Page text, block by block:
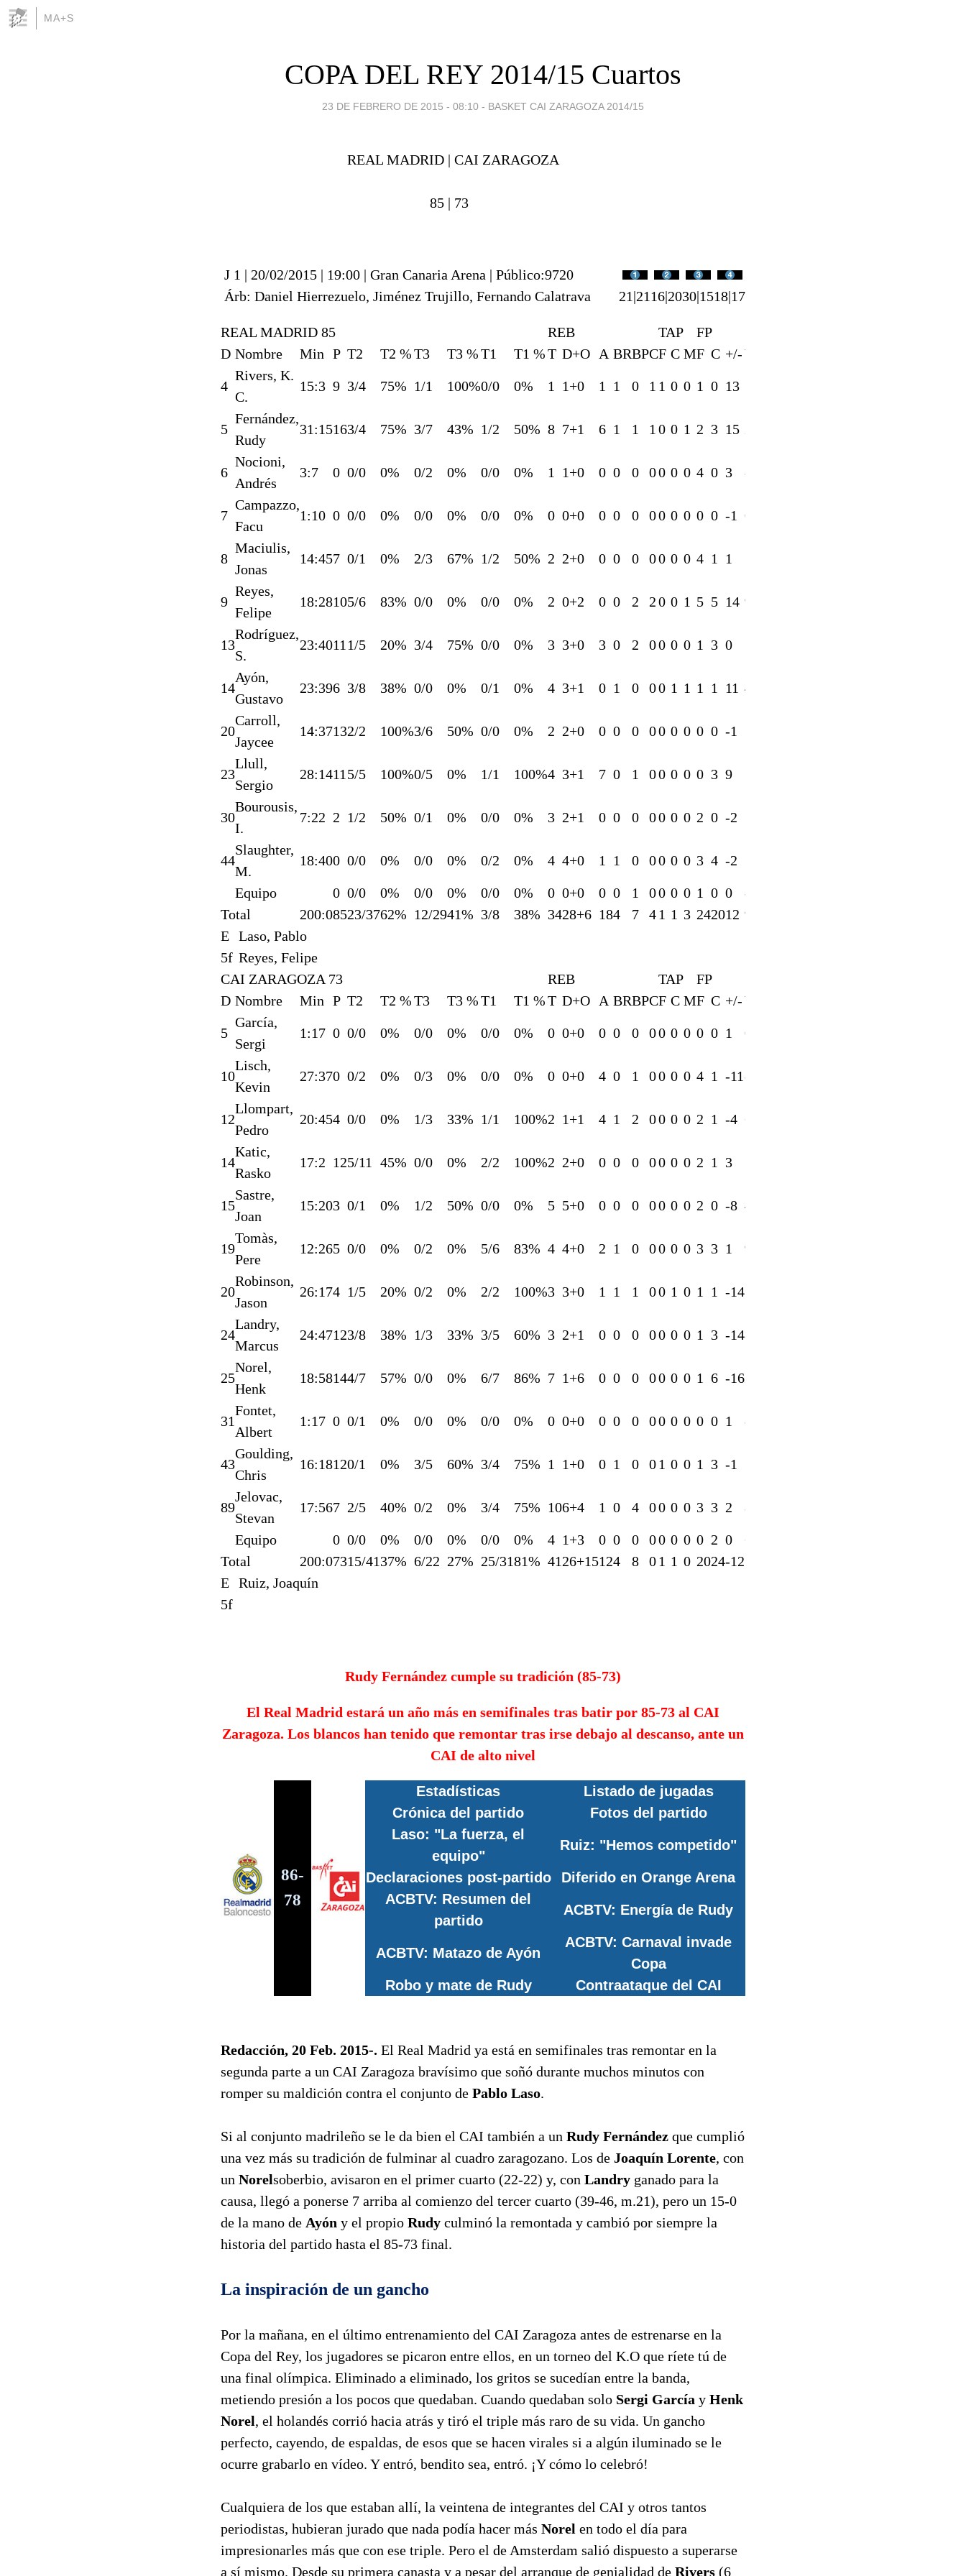
MA+S
COPA DEL REY 2014/15 Cuartos
23 DE FEBRERO DE 2015 - 08:10 - BASKET CAI ZARAGOZA 2014/15
REAL MADRID | CAI ZARAGOZA
85 | 73
J 1 | 20/02/2015 | 19:00 | Gran Canaria Arena | Público:9720
Árb: Daniel Hierrezuelo, Jiménez Trujillo, Fernando Calatrava
21|2116|2030|1518|17
REAL MADRID 85 REB TAP
FP
D Nombre Min P T2 T2 %T3 T3 %T1 T1 %T D+O A BRBPCF C MF C +/-V
4
Rivers, K.
C.
15:3 9 3/4 75% 1/1 100%0/0 0% 1 1+0 1 1 0 1 1 0 0 1 0 13
5
Fernández,
Rudy
31:15163/4 75% 3/7 43% 1/2 50% 8 7+1 6 1 1 1 0 0 1 2 3 15
6
Nocioni,
Andrés
3:7 0 0/0 0% 0/2 0% 0/0 0% 1 1+0 0 0 0 00 0 0 4 0 3 -5
7
Campazzo,
Facu
1:10 0 0/0 0% 0/0 0% 0/0 0% 0 0+0 0 0 0 00 0 0 0 0 -1 0
8
Maciulis,
Jonas
14:457 0/1 0% 2/3 67% 1/2 50% 2 2+0 0 0 0 00 0 0 4 1 1
9
Reyes,
Felipe
18:28105/6 83% 0/0 0% 0/0 0% 2 0+2 0 0 2 20 0 1 5 5 14 9
13
Rodríguez,
S.
23:4011 1/5 20% 3/4 75% 0/0 0% 3 3+0 3 0 2 00 0 0 1 3 0
14
Ayón,
Gustavo
23:396 3/8 38% 0/0 0% 0/1 0% 4 3+1 0 1 0 00 1 1 1 1 11 4
20
Carroll,
Jaycee
14:37132/2 100%3/6 50% 0/0 0% 2 2+0 0 0 0 00 0 0 0 0 -1
23
Llull,
Sergio
28:1411 5/5 100%0/5 0% 1/1 100%4 3+1 7 0 1 00 0 0 0 3 9
30
Bourousis,
I.
7:22 2 1/2 50% 0/1 0% 0/0 0% 3 2+1 0 0 0 00 0 0 2 0 -2
44
Slaughter,
M.
18:400 0/0 0% 0/0 0% 0/2 0% 4 4+0 1 1 0 00 0 0 3 4 -2
Equipo 0 0/0 0% 0/0 0% 0/0 0% 0 0+0 0 0 1 00 0 0 1 0 0
-2
Total
200:08523/3762% 12/2941% 3/8 38% 3428+6 184 7 41 1 3 242012 94
E Laso, Pablo
5f Reyes, Felipe
CAI ZARAGOZA 73
REB TAP
FP
D Nombre Min P T2 T2 %T3 T3 %T1 T1 %T D+O A BRBPCF C MF C +/-V
5
García,
Sergi
1:17 0 0/0 0% 0/0 0% 0/0 0% 0 0+0 0 0 0 00 0 0 0 0 1 0
10
Lisch,
Kevin
27:370 0/2 0% 0/3 0% 0/0 0% 0 0+0 4 0 1 00 0 0 4 1 -11-5
12
Llompart,
Pedro
20:454 0/0 0% 1/3 33% 1/1 100%2 1+1 4 1 2 00 0 0 2 1 -4 6
14
Katic,
Rasko
17:2 125/11 45% 0/0 0% 2/2 100%2 2+0 0 0 0 00 0 0 2 1 3
15
Sastre,
Joan
15:203 0/1 0% 1/2 50% 0/0 0% 5 5+0 0 0 0 00 0 0 2 0 -8 4
19
Tomàs,
Pere
12:265 0/0 0% 0/2 0% 5/6 83% 4 4+0 2 1 0 00 0 0 3 3 1 9
20
Robinson,
Jason
26:174 1/5 20% 0/2 0% 2/2 100%3 3+0 1 1 1 00 1 0 1 1 -14
24
Landry,
Marcus
24:47123/8 38% 1/3 33% 3/5 60% 3 2+1 0 0 0 00 0 0 1 3 -148
25
Norel,
Henk
18:58144/7 57% 0/0 0% 6/7 86% 7 1+6 0 0 0 00 0 0 1 6 -16
31
Fontet,
Albert
1:17 0 0/1 0% 0/0 0% 0/0 0% 0 0+0 0 0 0 00 0 0 0 0 1 -1
43
Goulding,
Chris
16:18120/1 0% 3/5 60% 3/4 75% 1 1+0 0 1 0 01 0 0 1 3 -1
89
Jelovac,
Stevan
17:567 2/5 40% 0/2 0% 3/4 75% 106+4 1 0 4 00 0 0 3 3 2 8
Equipo 0 0/0 0% 0/0 0% 0/0 0% 4 1+3 0 0 0 00 0 0 0 2 0
6
Total
200:07315/4137% 6/22 27% 25/3181% 4126+15124 8 01 1 0 2024-12
E Ruiz, Joaquín
5f
Rudy Fernández cumple su tradición (85-73)
El Real Madrid estará un año más en semifinales tras batir por 85-73 al CAI
Zaragoza. Los blancos han tenido que remontar tras irse debajo al descanso, ante un
CAI de alto nivel
86-
78
Estadísticas
Listado de jugadas
Crónica del partido
Fotos del partido
Laso: "La fuerza, el
equipo"
Ruiz: "Hemos competido"
Declaraciones post-partido
Diferido en Orange Arena
ACBTV: Resumen del
partido
ACBTV: Energía de Rudy
ACBTV: Matazo de Ayón
ACBTV: Carnaval invade
Copa
Robo y mate de Rudy
Contraataque del CAI
Redacción, 20 Feb. 2015-. El Real Madrid ya está en semifinales tras remontar en la
segunda parte a un CAI Zaragoza bravísimo que soñó durante muchos minutos con
romper su maldición contra el conjunto de Pablo Laso.
Si al conjunto madrileño se le da bien el CAI también a un Rudy Fernández que cumplió
una vez más su tradición de fulminar al cuadro zaragozano. Los de Joaquín Lorente, con
un Norelsoberbio, avisaron en el primer cuarto (22-22) y, con Landry ganado para la
causa, llegó a ponerse 7 arriba al comienzo del tercer cuarto (39-46, m.21), pero un 15-0
de la mano de Ayón y el propio Rudy culminó la remontada y cambió por siempre la
historia del partido hasta el 85-73 final.
La inspiración de un gancho
Por la mañana, en el último entrenamiento del CAI Zaragoza antes de estrenarse en la
Copa del Rey, los jugadores se picaron entre ellos, en un torneo del K.O que ríete tú de
una final olímpica. Eliminado a eliminado, los gritos se sucedían entre la banda,
metiendo presión a los pocos que quedaban. Cuando quedaban solo Sergi García y Henk
Norel, el holandés corrió hacia atrás y tiró el triple más raro de su vida. Un gancho
perfecto, cayendo, de espaldas, de esos que se hacen virales si a algún iluminado se le
ocurre grabarlo en vídeo. Y entró, bendito sea, entró. ¡Y cómo lo celebró!
Cualquiera de los que estaban allí, la veintena de integrantes del CAI y otros tantos
periodistas, hubieran jurado que nada podía hacer más Norel en todo el día para
impresionarles más que con ese triple. Pero el de Amsterdam salió dispuesto a superarse
a sí mismo. Desde su primera canasta y a pesar del arranque de genialidad de Rivers (6